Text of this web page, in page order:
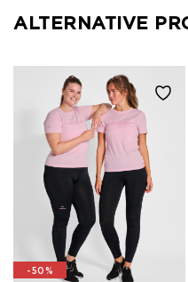
ALTERNATIVE
-50%